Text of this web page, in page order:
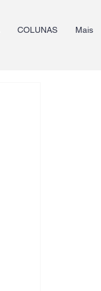
COLUNAS Mais